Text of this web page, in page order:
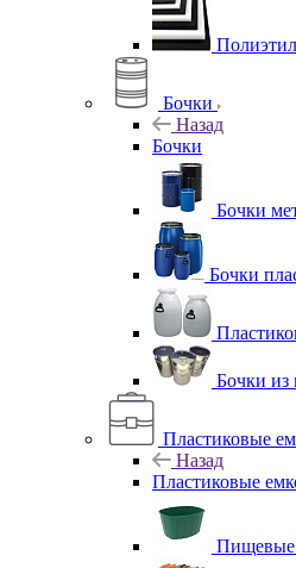
Бочки
Назад
Бочки
Бочки
Бочки
Бочки из
Пластиковые
Назад
Пластиковые